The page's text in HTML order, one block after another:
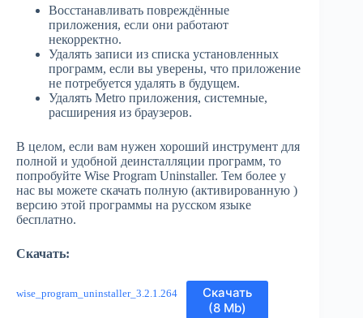
Восстанавливать повреждённые
приложения, если они работают
некорректно.
Удалять записи из списка установленных
программ, если вы уверены, что приложение
не потребуется удалять в будущем.
Удалять Metro приложения, системные,
расширения из браузеров.
В целом, если вам нужен хороший инструмент для
полной и удобной деинсталляции программ, то
попробуйте Wise Program Uninstaller. Тем более у
нас вы можете скачать полную (активированную )
версию этой программы на русском языке
бесплатно.
Скачать:
wise_program_uninstaller_3.2.1.264
Скачать
(8 Mb)